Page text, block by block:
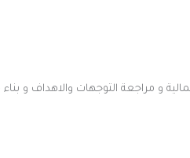
و مراجعة التوجهات والاهداف و